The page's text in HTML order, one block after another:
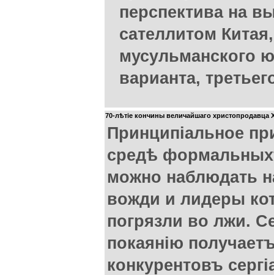
перспектива на
сателлитом
мусульманского
варианта,
70-лѣтiе кончины величайшаго христопродавца
Принципіальное
средѣ
можно наблюдать
вожди и лидеры
погрязли во лжи.
покаянію
конкурентовъ